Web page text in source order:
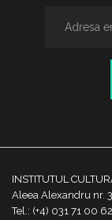
INSTITUTUL
Aleea Alexandru nr.
Tel.: (+4) 031 71 00